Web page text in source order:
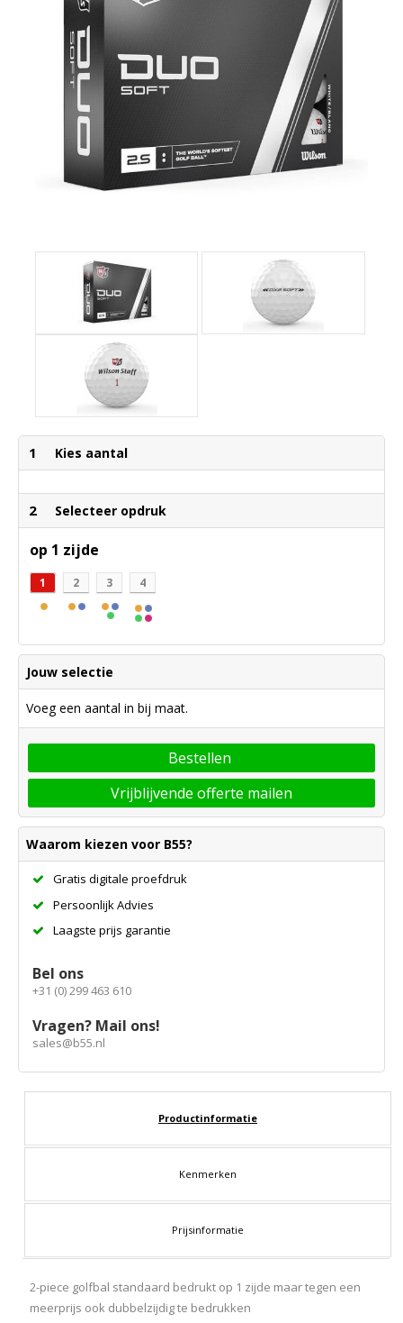
1 Kies aantal
2 Selecteer opdruk
op 1 zijde
1 2 3 4
Jouw selectie
Voeg een aantal in bij maat.
Bestellen
Vrijblijvende offerte mailen
Waarom kiezen voor B55?
Gratis digitale proefdruk
Persoonlijk Advies
Laagste prijs garantie
Bel ons
+31 (0) 299 463 610
Vragen? Mail ons!
sales@b55.nl
Productinformatie
Kenmerken
Prijsinformatie
2-piece golfbal standaard bedrukt op 1 zijde maar tegen een
meerprijs ook dubbelzijdig te bedrukken